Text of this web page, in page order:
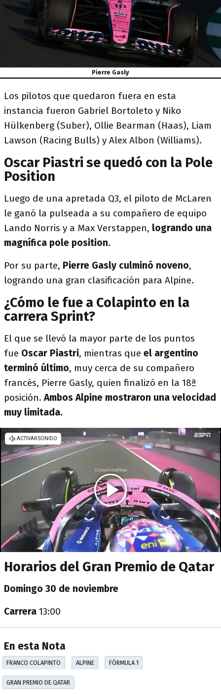
Pierre Gasly
Los pilotos que quedaron fuera en esta
instancia fueron Gabriel Bortoleto y Niko
Hülkenberg (Suber), Ollie Bearman (Haas), Liam
Lawson (Racing Bulls) y Alex Albon (Williams).
Oscar Piastri se quedó con la Pole
Position
Luego de una apretada Q3, el piloto de McLaren
le ganó la pulseada a su compañero de equipo
Lando Norris y a Max Verstappen, logrando una
magnífica pole position.
Por su parte, Pierre Gasly culminó noveno,
logrando una gran clasificación para Alpine.
¿Cómo le fue a Colapinto en la
carrera Sprint?
El que se llevó la mayor parte de los puntos
fue Oscar Piastri, mientras que el argentino
terminó último, muy cerca de su compañero
francés, Pierre Gasly, quien finalizó en la 18ª
posición. Ambos Alpine mostraron una velocidad
muy limitada.
Horarios del Gran Premio de Qatar
Domingo 30 de noviembre
Carrera 13:00
En esta Nota
FRANCO COLAPINTO ALPINE FÓRMULA 1
GRAN PREMIO DE QATAR